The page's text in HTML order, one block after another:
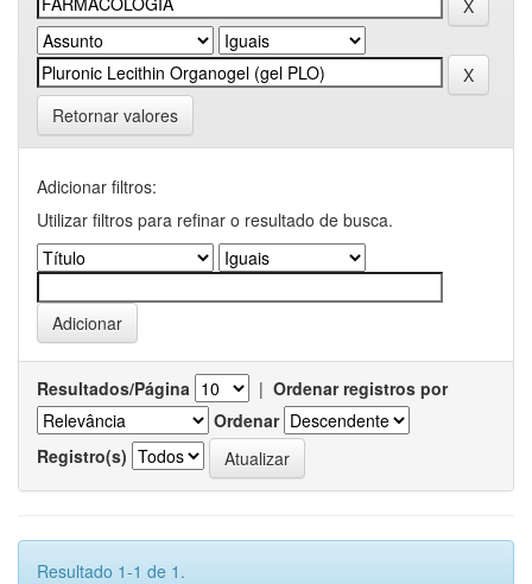
Retornar valores
Adicionar filtros:
Utilizar filtros para refinar o resultado de busca.
Resultados/Página | Ordenar registros por
Ordenar
Registro(s)
Resultado 1-1 de 1.